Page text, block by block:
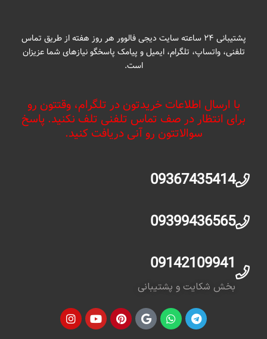
پشتیبانی ۲۴ ساعته سایت دیجی فالوور هر روز هفته از طریق تماس
تلفنی، واتساپ، تلگرام، ایمیل و پیامک پاسخگو نیازهای شما عزیزان
است.
با ارسال اطلاعات خریدتون در تلگرام، وقتتون رو
برای انتظار در صف تماس تلفنی تلف نکنید. پاسخ
سوالاتتون رو آنی دریافت کنید.
09367435414
09399436565
09142109941
بخش شکایت و پشتیبانی